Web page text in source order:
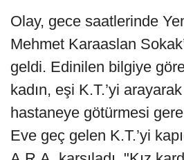
Olay, gece saatlerinde
Mehmet Karaaslan
geldi. Edinilen bilgiye
kadın, eşi K.T.’yi
hastaneye götürmesi
Eve geç gelen K.T.’yi